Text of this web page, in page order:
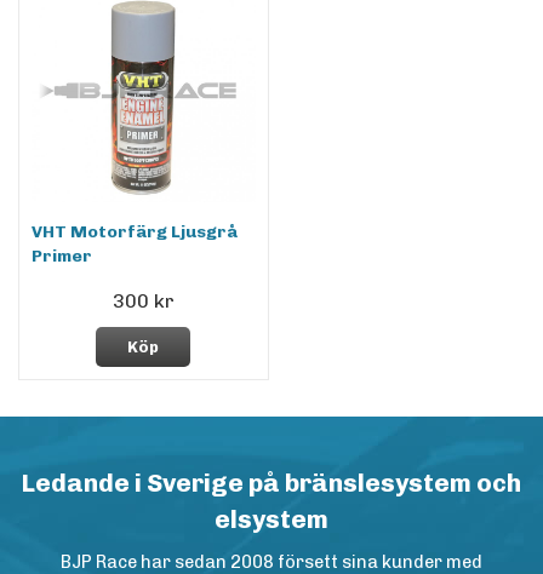
VHT Motorfärg Ljusgrå
Primer
300 kr
Köp
Ledande i Sverige på bränslesystem och
elsystem
BJP Race har sedan 2008 försett sina kunder med